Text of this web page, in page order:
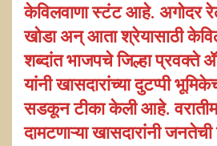
केविलवाणा स्टंट आहे. अगोदर
खोडा अन् आता श्रेयासाठी
शब्दांत भाजपचे जिल्हा प्रवक्ते
यांनी खासदारांच्या दुटप्पी
सडकून टीका केली आहे.
दामटणाऱ्या खासदारांनी